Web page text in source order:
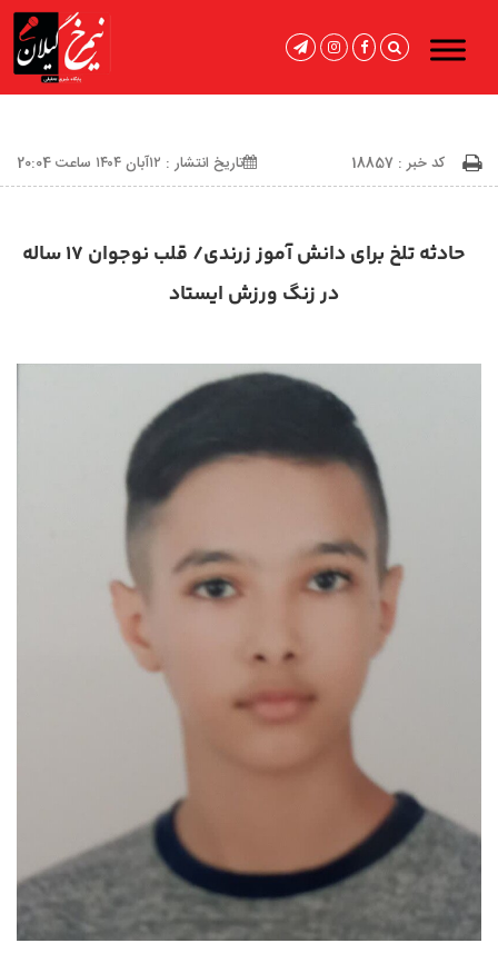
کد خبر : 18857 تاریخ انتشار : ۱۲آبان ۱۴۰۴ ساعت 20:04
حادثه تلخ برای دانش آموز زرندی/ قلب نوجوان ۱۷ ساله
در زنگ ورزش ایستاد